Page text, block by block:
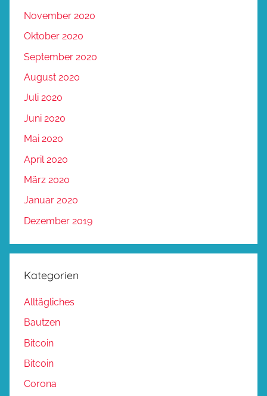
November 2020
Oktober 2020
September 2020
August 2020
Juli 2020
Juni 2020
Mai 2020
April 2020
März 2020
Januar 2020
Dezember 2019
Kategorien
Alltägliches
Bautzen
Bitcoin
Bitcoin
Corona